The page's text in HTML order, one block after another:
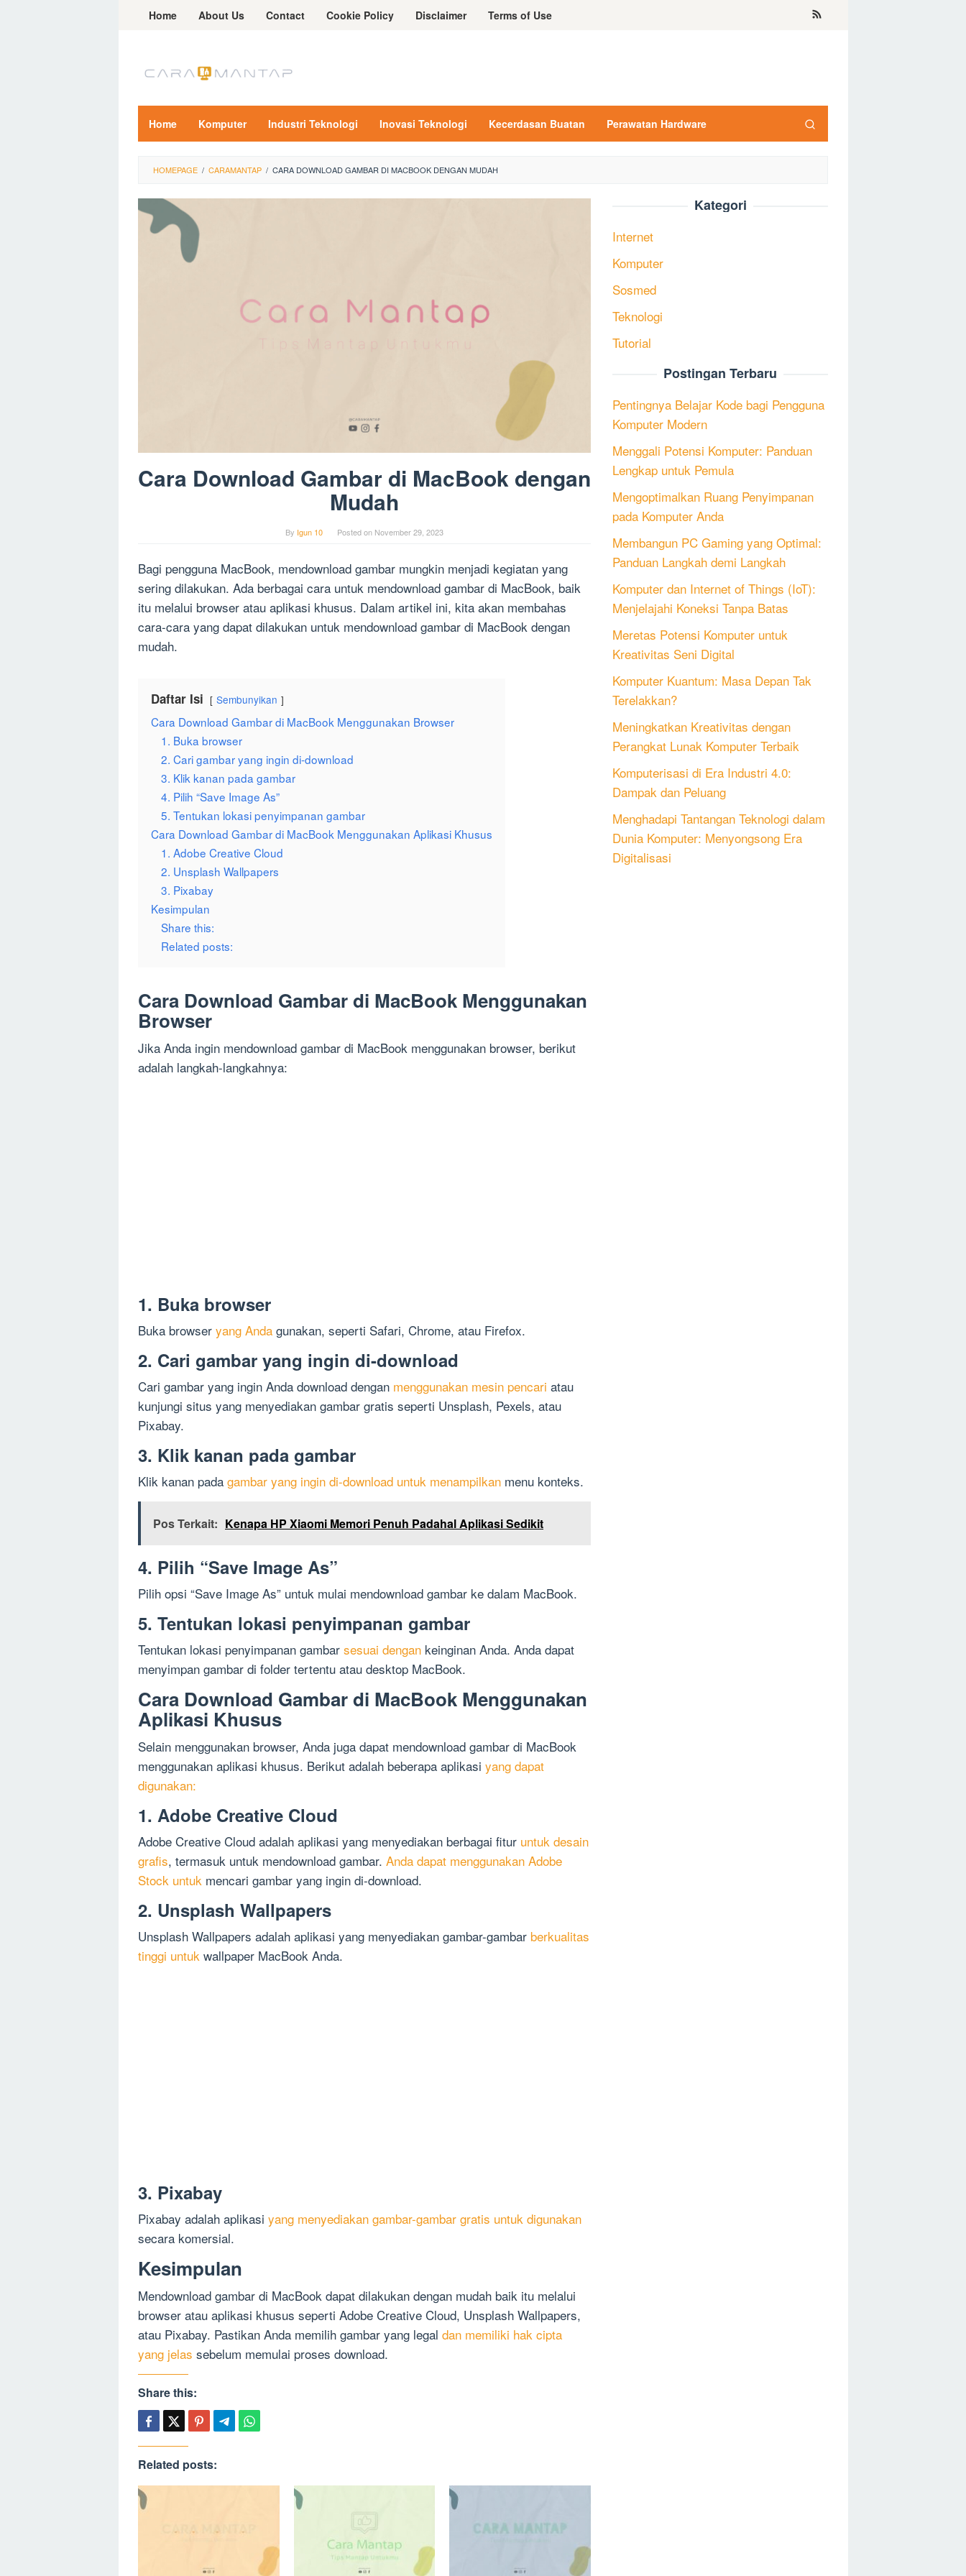
Home About Us Contact Cookie Policy Disclaimer Terms of Use
Home Komputer Industri Teknologi Inovasi Teknologi Kecerdasan Buatan Perawatan Hardware
HOMEPAGE / CARAMANTAP / CARA DOWNLOAD GAMBAR DI MACBOOK DENGAN MUDAH
Cara Download Gambar di MacBook dengan
Mudah
By Igun 10 Posted on November 29, 2023
Bagi pengguna MacBook, mendownload gambar mungkin menjadi kegiatan yang
sering dilakukan. Ada berbagai cara untuk mendownload gambar di MacBook, baik
itu melalui browser atau aplikasi khusus. Dalam artikel ini, kita akan membahas
cara-cara yang dapat dilakukan untuk mendownload gambar di MacBook dengan
mudah.
Daftar Isi Sembunyikan
Cara Download Gambar di MacBook Menggunakan Browser
1. Buka browser
2. Cari gambar yang ingin di-download
3. Klik kanan pada gambar
4. Pilih “Save Image As”
5. Tentukan lokasi penyimpanan gambar
Cara Download Gambar di MacBook Menggunakan Aplikasi Khusus
1. Adobe Creative Cloud
2. Unsplash Wallpapers
3. Pixabay
Kesimpulan
Share this:
Related posts:
Cara Download Gambar di MacBook Menggunakan
Browser
Jika Anda ingin mendownload gambar di MacBook menggunakan browser, berikut
adalah langkah-langkahnya:
1. Buka browser
Buka browser yang Anda gunakan, seperti Safari, Chrome, atau Firefox.
2. Cari gambar yang ingin di-download
Cari gambar yang ingin Anda download dengan menggunakan mesin pencari atau
kunjungi situs yang menyediakan gambar gratis seperti Unsplash, Pexels, atau
Pixabay.
3. Klik kanan pada gambar
Klik kanan pada gambar yang ingin di-download untuk menampilkan menu konteks.
Pos Terkait: Kenapa HP Xiaomi Memori Penuh Padahal Aplikasi Sedikit
4. Pilih “Save Image As”
Pilih opsi “Save Image As” untuk mulai mendownload gambar ke dalam MacBook.
5. Tentukan lokasi penyimpanan gambar
Tentukan lokasi penyimpanan gambar sesuai dengan keinginan Anda. Anda dapat
menyimpan gambar di folder tertentu atau desktop MacBook.
Cara Download Gambar di MacBook Menggunakan
Aplikasi Khusus
Selain menggunakan browser, Anda juga dapat mendownload gambar di MacBook
menggunakan aplikasi khusus. Berikut adalah beberapa aplikasi yang dapat
digunakan:
1. Adobe Creative Cloud
Adobe Creative Cloud adalah aplikasi yang menyediakan berbagai fitur untuk desain
grafis, termasuk untuk mendownload gambar. Anda dapat menggunakan Adobe
Stock untuk mencari gambar yang ingin di-download.
2. Unsplash Wallpapers
Unsplash Wallpapers adalah aplikasi yang menyediakan gambar-gambar berkualitas
tinggi untuk wallpaper MacBook Anda.
3. Pixabay
Pixabay adalah aplikasi yang menyediakan gambar-gambar gratis untuk digunakan
secara komersial.
Kesimpulan
Mendownload gambar di MacBook dapat dilakukan dengan mudah baik itu melalui
browser atau aplikasi khusus seperti Adobe Creative Cloud, Unsplash Wallpapers,
atau Pixabay. Pastikan Anda memilih gambar yang legal dan memiliki hak cipta
yang jelas sebelum memulai proses download.
Share this:
Related posts:
Kategori
Internet
Komputer
Sosmed
Teknologi
Tutorial
Postingan Terbaru
Pentingnya Belajar Kode bagi Pengguna
Komputer Modern
Menggali Potensi Komputer: Panduan
Lengkap untuk Pemula
Mengoptimalkan Ruang Penyimpanan
pada Komputer Anda
Membangun PC Gaming yang Optimal:
Panduan Langkah demi Langkah
Komputer dan Internet of Things (IoT):
Menjelajahi Koneksi Tanpa Batas
Meretas Potensi Komputer untuk
Kreativitas Seni Digital
Komputer Kuantum: Masa Depan Tak
Terelakkan?
Meningkatkan Kreativitas dengan
Perangkat Lunak Komputer Terbaik
Komputerisasi di Era Industri 4.0:
Dampak dan Peluang
Menghadapi Tantangan Teknologi dalam
Dunia Komputer: Menyongsong Era
Digitalisasi